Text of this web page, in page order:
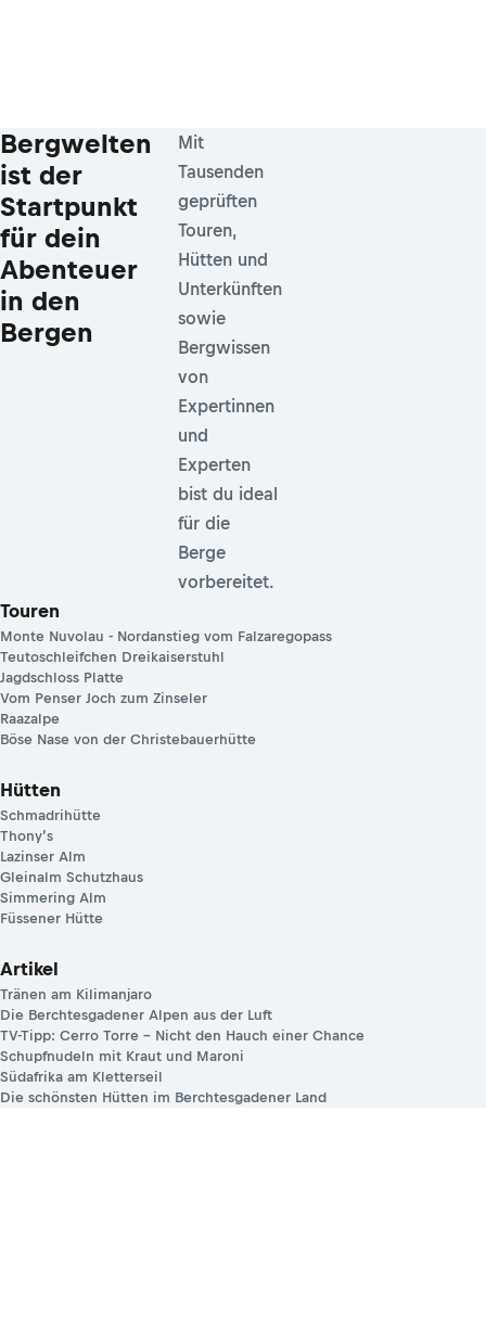
Bergwelten
ist der
Startpunkt
für dein
Abenteuer
in den
Bergen
Mit
Tausenden
geprüften
Touren,
Hütten und
Unterkünften
sowie
Bergwissen
von
Expertinnen
und
Experten
bist du ideal
für die
Berge
vorbereitet.
Touren
Monte Nuvolau - Nordanstieg vom Falzaregopass
Teutoschleifchen Dreikaiserstuhl
Jagdschloss Platte
Vom Penser Joch zum Zinseler
Raazalpe
Böse Nase von der Christebauerhütte
Hütten
Schmadrihütte
Thony’s
Lazinser Alm
Gleinalm Schutzhaus
Simmering Alm
Füssener Hütte
Artikel
Tränen am Kilimanjaro
Die Berchtesgadener Alpen aus der Luft
TV-Tipp: Cerro Torre – Nicht den Hauch einer Chance
Schupfnudeln mit Kraut und Maroni
Südafrika am Kletterseil
Die schönsten Hütten im Berchtesgadener Land